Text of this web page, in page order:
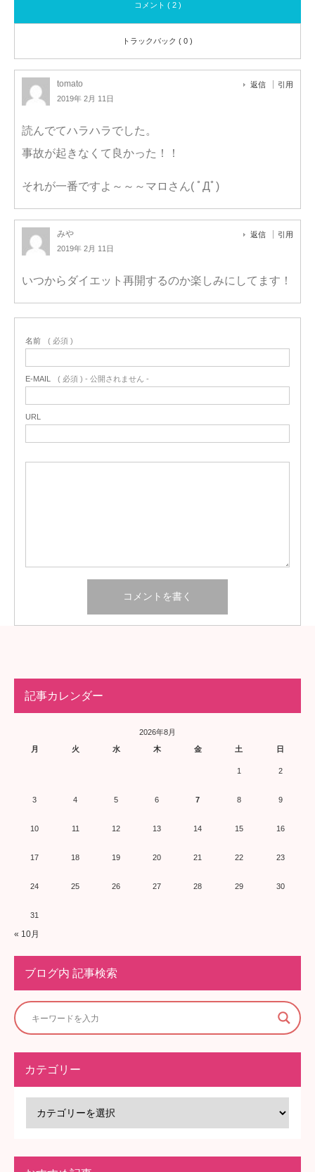
コメント ( 2 )
トラックバック ( 0 )
tomato
2019年 2月 11日
返信 引用
読んでてハラハラでした。
事故が起きなくて良かった！！
それが一番ですよ～～～マロさん( ﾟДﾟ)
みや
2019年 2月 11日
返信 引用
いつからダイエット再開するのか楽しみにしてます！
名前 ( 必須 )
E-MAIL ( 必須 ) - 公開されません -
URL
記事カレンダー
2026年8月
月
火 水 木 金 土 日
1 2
3 4 5 6 7 8 9
10 11 12 13 14 15 16
17 18 19 20 21 22 23
24 25 26 27 28 29 30
31
« 10月
ブログ内 記事検索
カテゴリー